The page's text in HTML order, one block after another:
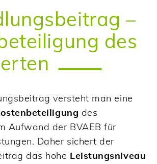
–
des
versteht man eine
des
Aufwand der BVAEB für
Daher sichert der
das hohe Leistungsniveau